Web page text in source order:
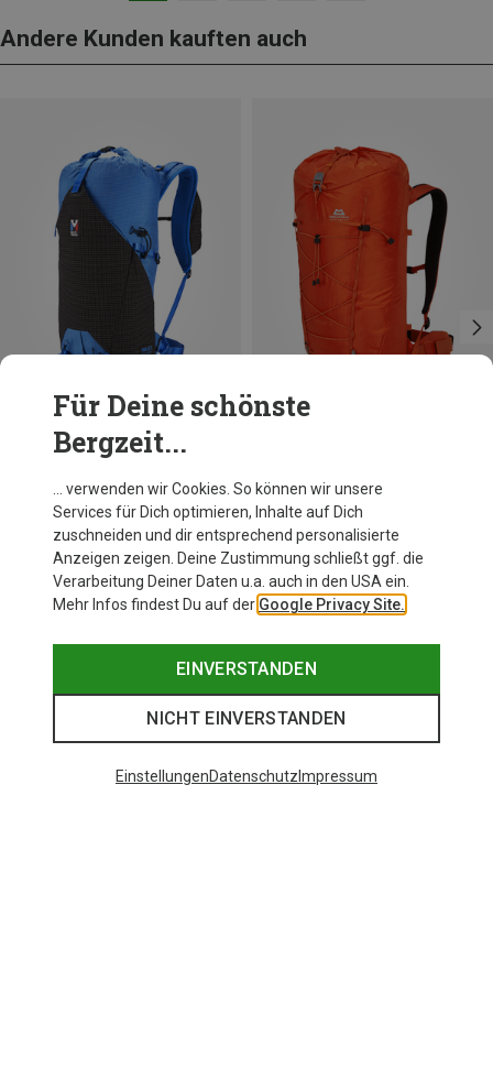
Andere Kunden kauften auch
Trilogy Jorasses 30 Rucksack
349,95 €
Mountain Equipment
Tupilak 30+ Rucksack
239,95 €
Für Deine schönste
Bergzeit...
… verwenden wir Cookies. So können wir unsere
Services für Dich optimieren, Inhalte auf Dich
zuschneiden und dir entsprechend personalisierte
Anzeigen zeigen. Deine Zustimmung schließt ggf. die
Verarbeitung Deiner Daten u.a. auch in den USA ein.
Mehr Infos findest Du auf der Google Privacy Site.
EINVERSTANDEN
NICHT EINVERSTANDEN
EinstellungenDatenschutz Impressum